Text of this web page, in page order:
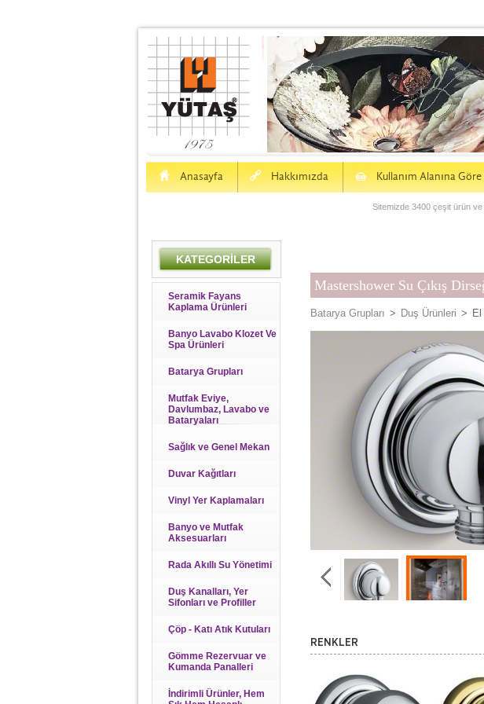
Anasayfa
H Hakkımızda
a Kullanım Alanına
S
Sitemizde 3400 çeşit ürün
KATEGORİLER
Seramik Fayans
Kaplama Ürünleri
Banyo Lavabo Klozet Ve
Spa Ürünleri
Batarya Grupları
Mutfak Eviye,
Davlumbaz, Lavabo ve
Bataryaları
Sağlık ve Genel Mekan
Duvar Kağıtları
Vinyl Yer Kaplamaları
Banyo ve Mutfak
Aksesuarları
Rada Akıllı Su Yönetimi
Duş Kanalları, Yer
Sifonları ve Profiller
Çöp - Katı Atık Kutuları
Gömme Rezervuar ve
Kumanda Panalleri
İndirimli Ürünler, Hem
Mastershower Su Çıkış
Batarya Grupları > Duş Ürünleri >
RENKLER